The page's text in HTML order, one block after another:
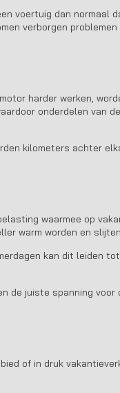
voertuig dan normaal
verborgen problemen
harder werken,
onderdelen van de
kilometers achter
waarmee op
warm worden en
kan dit leiden
de juiste spanning voor
of in druk